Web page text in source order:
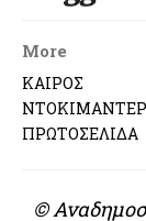
More
ΚΑΙΡΟΣ
ΝΤΟΚΙΜΑΝΤΕΡ
ΠΡΩΤΟΣΕΛΙΔΑ
©